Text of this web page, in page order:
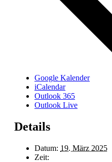
Google Kalender
iCalendar
Outlook 365
Outlook Live
Details
Datum: 19. März 2025
Zeit: